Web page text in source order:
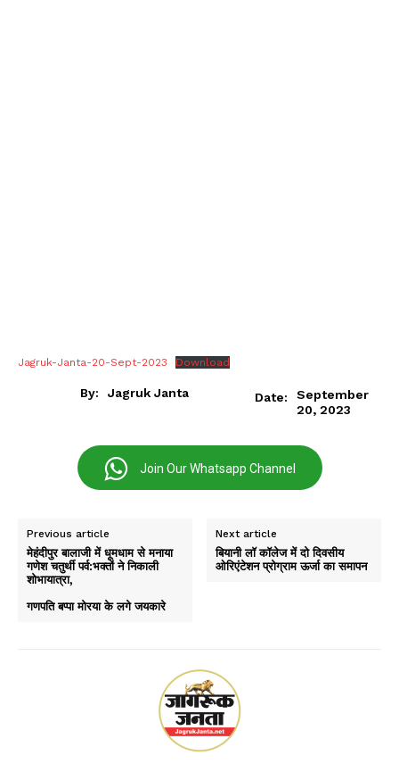
Jagruk-Janta-20-Sept-2023 Download
By: Jagruk Janta Date:
September
20, 2023
Join Our Whatsapp Channel
Previous article
मेहंदीपुर बालाजी में धूमधाम से मनाया
गणेश चतुर्थी पर्व:भक्तों ने निकाली
शोभायात्रा,
गणपति बप्पा मोरया के लगे जयकारे
Next article
बियानी लॉ कॉलेज में दो दिवसीय
ओरिएंटेशन प्रोग्राम ऊर्जा का समापन